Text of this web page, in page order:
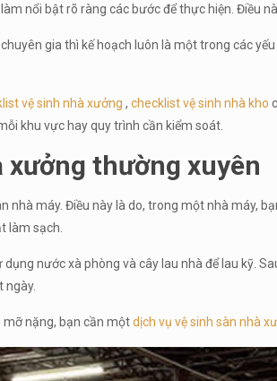
nổi bật rõ ràng các bước để thực hiện. Điều
gia thì kế hoạch luôn là một trong các
vệ sinh nhà xưởng ,checklist vệ sinh nhà kho
khu vực hay quy trình cần kiểm soát.
xưởng thường xuyên
nhà máy. Điều này là do, trong một nhà máy,
làm sạch.
nước xà phòng và cây lau nhà để lau kỹ.
ngày.
mỡ nặng, bạn cần mộtdịch vụ vệ sinh sàn nhà